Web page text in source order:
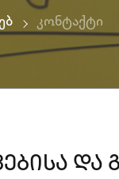
კონტაქტი
და